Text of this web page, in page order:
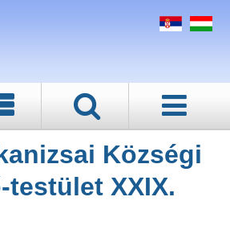
Községi
testület XXIX.